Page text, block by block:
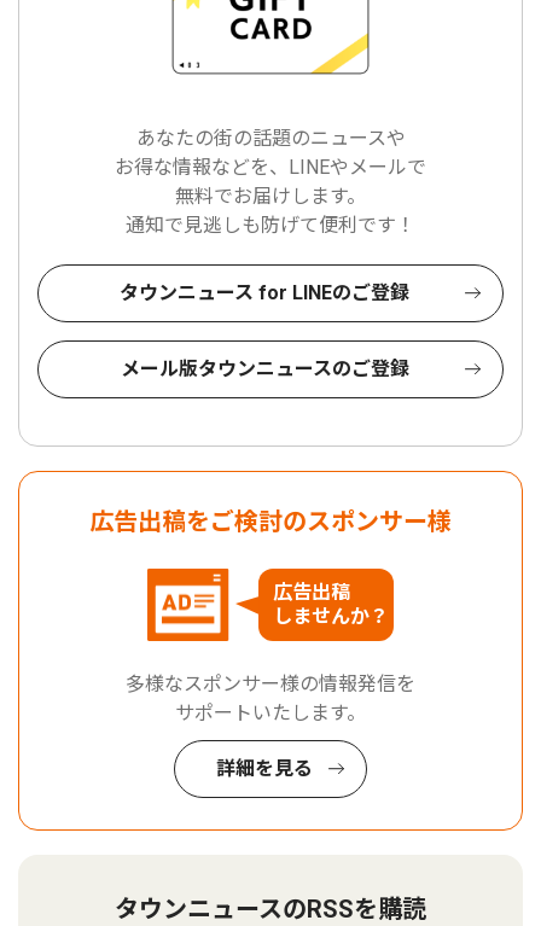
あなたの街の話題のニュースや
お得な情報などを、LINEやメールで
無料でお届けします。
通知で見逃しも防げて便利です！
タウンニュース for LINEのご登録
メール版タウンニュースのご登録
広告出稿をご検討のスポンサー様
広告出稿
しませんか？
多様なスポンサー様の情報発信を
サポートいたします。
詳細を見る
タウンニュースのRSSを購読